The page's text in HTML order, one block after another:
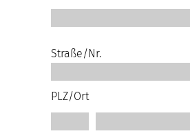
Straße/Nr.
PLZ/Ort